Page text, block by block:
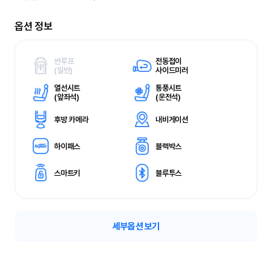
옵션 정보
썬루프
(일반)
전동접이
사이드미러
열선시트
(앞좌석)
통풍시트
(운전석)
후방 카메라 내비게이션
하이패스 블랙박스
스마트키 블루투스
세부옵션 보기